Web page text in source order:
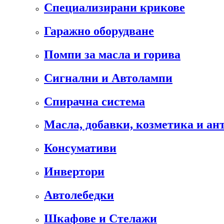
Специализирани крикове
Гаражно оборудване
Помпи за масла и горива
Сигнални и Автолампи
Спирачна система
Масла, добавки, козметика и
Консумативи
Инвертори
Автолебедки
Шкафове и Стелажи